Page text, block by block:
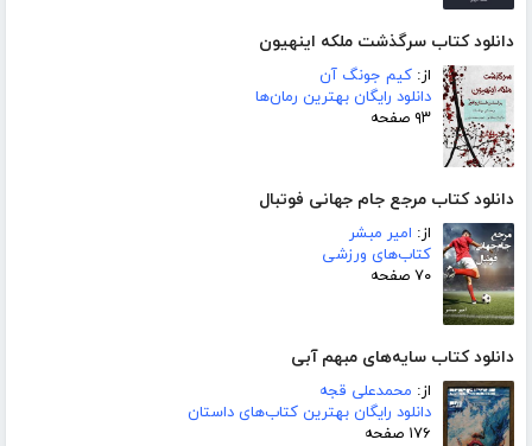
دانلود کتاب سرگذشت ملکه اینهیون
از: کیم جونگ آن
دانلود رایگان بهترین رمان‌ها
۹۳ صفحه
دانلود کتاب مرجع جام جهانی فوتبال
از: امیر مبشر
کتاب‌های ورزشی
۷۰ صفحه
دانلود کتاب سایه‌های مبهم آبی
از: محمدعلی قجه
دانلود رایگان بهترین کتاب‌های داستان
۱۷۶ صفحه